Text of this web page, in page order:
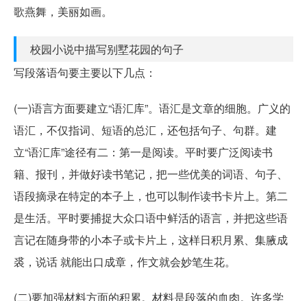
歌燕舞，美丽如画。
校园小说中描写别墅花园的句子
写段落语句要主要以下几点：
(一)语言方面要建立“语汇库”。语汇是文章的细胞。广义的
语汇，不仅指词、短语的总汇，还包括句子、句群。建
立“语汇库”途径有二：第一是阅读。平时要广泛阅读书
籍、报刊，并做好读书笔记，把一些优美的词语、句子、
语段摘录在特定的本子上，也可以制作读书卡片上。第二
是生活。平时要捕捉大众口语中鲜活的语言，并把这些语
言记在随身带的小本子或卡片上，这样日积月累、集腋成
裘，说话 就能出口成章，作文就会妙笔生花。
(二)要加强材料方面的积累。材料是段落的血肉。许多学